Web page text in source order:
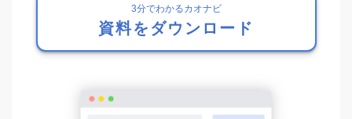
3分でわかるカオナビ
資料をダウンロード